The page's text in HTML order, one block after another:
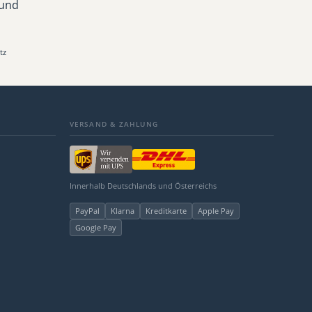
VERSAND & ZAHLUNG
Innerhalb Deutschlands und Österreichs
PayPal Klarna Kreditkarte
Apple Pay
Google Pay